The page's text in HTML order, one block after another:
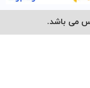
می باشد.